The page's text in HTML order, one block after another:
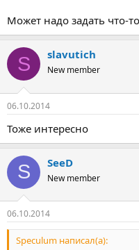
Может надо задать что-
S slavutich
New member
06.10.2014
Тоже интересно
S SeeD
New member
06.10.2014
Speculum написал(а):